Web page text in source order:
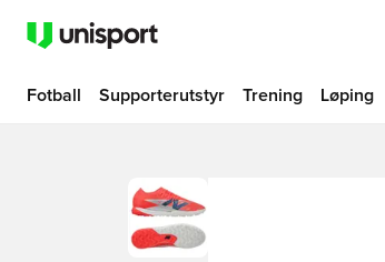
Fotball Supporterutstyr Trening Løping